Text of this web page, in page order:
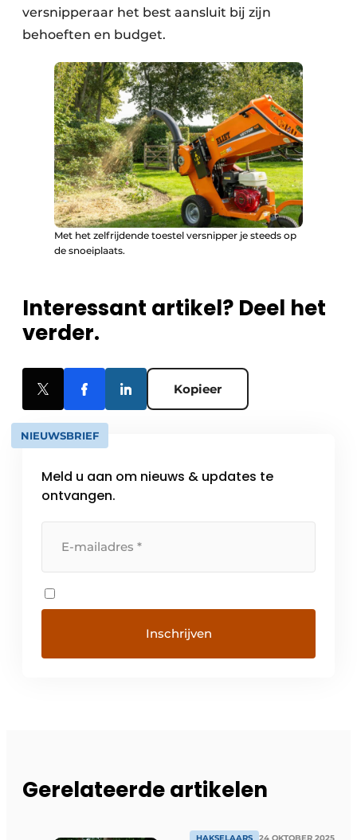
versnipperaar het best aansluit bij zijn
behoeften en budget.
Met het zelfrijdende toestel versnipper je steeds op
de snoeiplaats.
Interessant artikel? Deel het
verder.
Kopieer
NIEUWSBRIEF
Meld u aan om nieuws & updates te
ontvangen.
Gerelateerde artikelen